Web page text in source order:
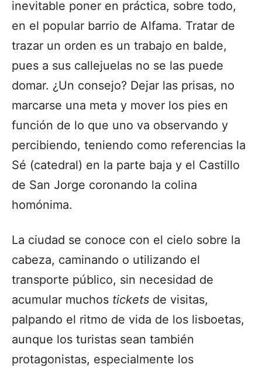
inevitable poner en práctica, sobre todo,
en el popular barrio de Alfama. Tratar de
trazar un orden es un trabajo en balde,
pues a sus callejuelas no se las puede
domar. ¿Un consejo? Dejar las prisas, no
marcarse una meta y mover los pies en
función de lo que uno va observando y
percibiendo, teniendo como referencias la
Sé (catedral) en la parte baja y el Castillo
de San Jorge coronando la colina
homónima.
La ciudad se conoce con el cielo sobre la
cabeza, caminando o utilizando el
transporte público, sin necesidad de
acumular muchos tickets de visitas,
palpando el ritmo de vida de los lisboetas,
aunque los turistas sean también
protagonistas, especialmente los